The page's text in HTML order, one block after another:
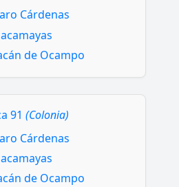
Cárdenas
de Ocampo
91 (Colonia)
Cárdenas
de Ocampo